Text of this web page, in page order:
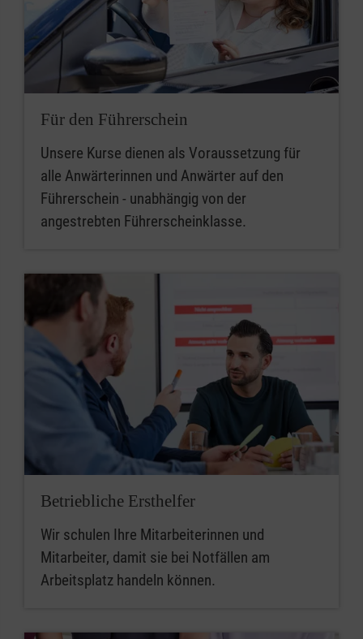
Für den Führerschein
Unsere Kurse dienen als Voraussetzung für
alle Anwärterinnen und Anwärter auf den
Führerschein - unabhängig von der
angestrebten Führerscheinklasse.
Betriebliche Ersthelfer
Wir schulen Ihre Mitarbeiterinnen und
Mitarbeiter, damit sie bei Notfällen am
Arbeitsplatz handeln können.